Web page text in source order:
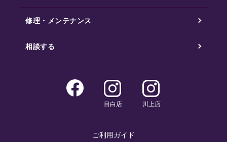
修理・メンテナンス
相談する
目白店 川上店
ご利用ガイド